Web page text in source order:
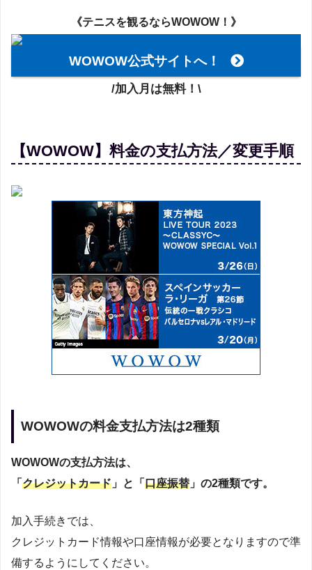
《テニスを観るならWOWOW！》
WOWOW公式サイトへ！
/加入月は無料！\
【WOWOW】料金の支払方法／変更手順
WOWOWの料金支払方法は2種類
WOWOWの支払方法は、
「 クレジットカード 」と「 口座振替 」の2種類です。
加入手続きでは、
クレジットカード情報や口座情報が必要となりますので準
備するようにしてください。